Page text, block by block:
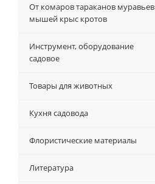
От комаров тараканов муравьев
мышей крыс кротов
Инструмент, оборудование
садовое
Товары для животных
Кухня садовода
Флористические материалы
Литература